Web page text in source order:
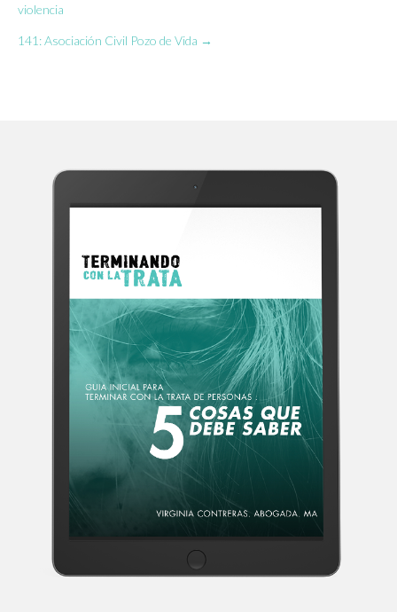
de
violencia
141: Asociación Civil Pozo de Vida →